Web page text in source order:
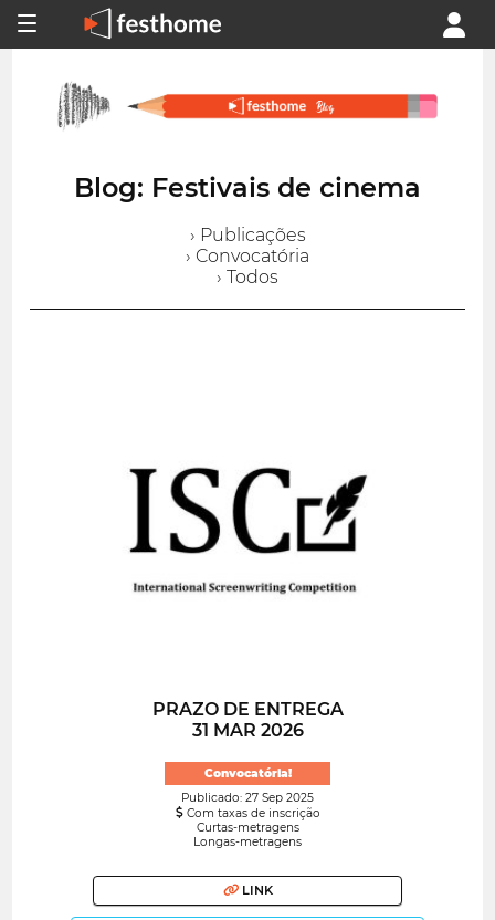
Blog: Festivais de cinema
› Publicações
› Convocatória
› Todos
PRAZO DE ENTREGA
31 MAR 2026
Convocatória!
Publicado: 27 Sep 2025
Com taxas de inscrição
Curtas-metragens
Longas-metragens
LINK